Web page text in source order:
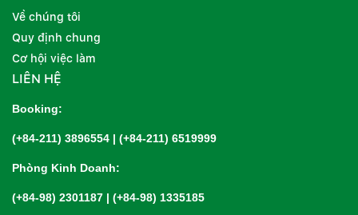
Về chúng tôi
Quy định chung
Cơ hội việc làm
LIÊN HỆ
Booking:
(+84-211) 3896554 | (+84-211) 6519999
Phòng Kinh Doanh:
(+84-98) 2301187 | (+84-98) 1335185